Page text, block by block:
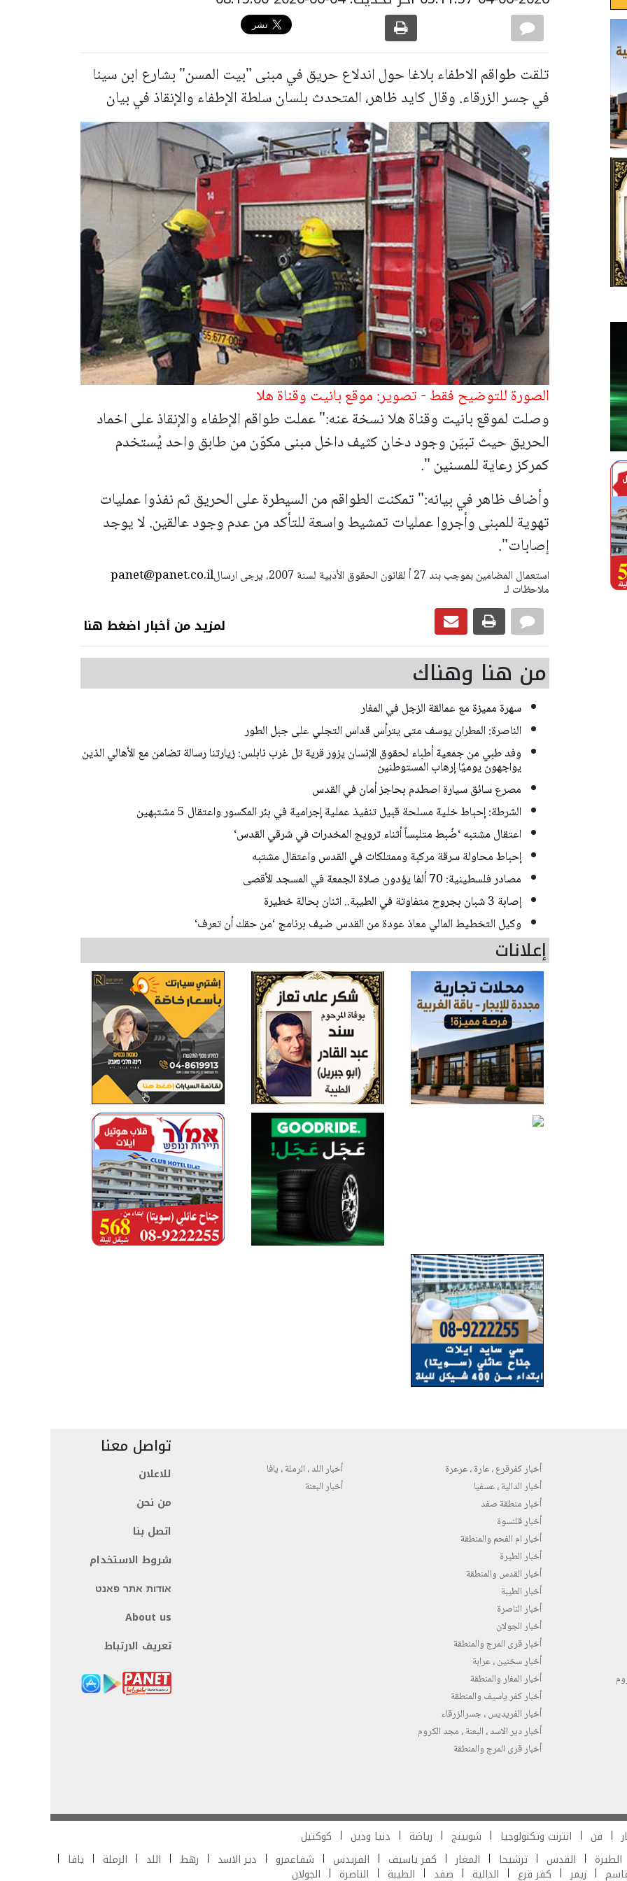
تلقت طواقم الاطفاء بلاغا حول اندلاع حريق في مبنى "بيت المسن" بشارع ابن سينا
في جسر الزرقاء. وقال كايد ظاهر، المتحدث بلسان سلطة الإطفاء والإنقاذ في بيان
الصورة للتوضيح فقط - تصوير: موقع بانيت وقناة هلا
وصلت لموقع بانيت وقناة هلا نسخة عنه:" عملت طواقم الإطفاء والإنقاذ على اخماد
الحريق حيث تبيّن وجود دخان كثيف داخل مبنى مكوّن من طابق واحد يُستخدم
كمركز رعاية للمسنين ".
وأضاف ظاهر في بيانه:" تمكنت الطواقم من السيطرة على الحريق ثم نفذوا عمليات
تهوية للمبنى وأجروا عمليات تمشيط واسعة للتأكد من عدم وجود عالقين. لا يوجد
إصابات".
panet@panet.co.ilاستعمال المضامين بموجب بند 27 أ لقانون الحقوق الأدبية لسنة 2007، يرجى ارسال
ملاحظات لـ
لمزيد من أخبار اضغط هنا
من هنا وهناك
سهرة مميزة مع عمالقة الزجل في المغار
الناصرة: المطران يوسف متى يترأس قداس التجلي على جبل الطور
وفد طبي من جمعية أطباء لحقوق الإنسان يزور قرية تل غرب نابلس: زيارتنا رسالة تضامن مع الأهالي الذين
يواجهون يوميًا إرهاب المستوطنين
مصرع سائق سيارة اصطدم بحاجز أمان في القدس
الشرطة: إحباط خلية مسلحة قبيل تنفيذ عملية إجرامية في بئر المكسور واعتقال 5 مشتبهين
اعتقال مشتبه ‘ضُبط متلبساً أثناء ترويج المخدرات في شرقي القدس‘
إحباط محاولة سرقة مركبة وممتلكات في القدس واعتقال مشتبه
مصادر فلسطينية: 70 ألفا يؤدون صلاة الجمعة في المسجد الأقصى
إصابة 3 شبان بجروح متفاوتة في الطيبة.. اثنان بحالة خطيرة
وكيل التخطيط المالي معاذ عودة من القدس ضيف برنامج ‘من حقك أن تعرف‘
إعلانات
أخبار كفرقرع ، عارة ، عرعرة
أخبار الدالية ، عسفيا
أخبار منطقة صفد
أخبار قلنسوة
أخبار ام الفحم والمنطقة
أخبار الطيرة
أخبار القدس والمنطقة
أخبار الطيبة
أخبار الناصرة
أخبار الجولان
أخبار قرى المرج والمنطقة
أخبار سخنين ، عرابة
أخبار المغار والمنطقة
أخبار كفر ياسيف والمنطقة
أخبار الفريديس ، جسرالزرقاء
أخبار دير الاسد ، البعنة ، مجد الكروم
أخبار قرى المرج والمنطقة
أخبار اللد ، الرملة ، يافا
أخبار البعنة
تواصل معنا
للاعلان
من نحن
اتصل بنا
شروط الاستخدام
אודות אתר פאנט
About us
تعريف الارتباط
فن انترنت وتكنولوجيا شوبينج رياضة دنيا ودين
كوكتيل
الطيرة القدس ترشيحا المغار كفر ياسيف الفريدس شفاعمرو دير الاسد رهط اللد الرملة يافا
زيمر كفر قرع الدالية صفد الطيبة الناصرة الجولان